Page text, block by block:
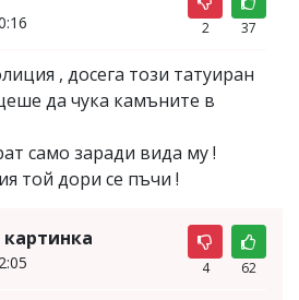
2 37
, досега този татуиран
да чука камъните в
само заради вида му !
той дори се пъчи !
4 62